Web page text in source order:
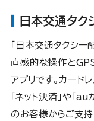
日本交通タク
「日本交通タクシー
直感的な操作と
アプリです。カード
「ネット決済」や「
のお客様からご支持